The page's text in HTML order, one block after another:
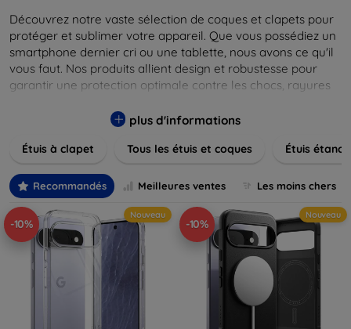
Découvrez notre vaste sélection de coques et clapets pour
protéger et sublimer votre appareil. Que vous possédiez un
smartphone dernier cri ou une tablette, nous avons ce qu'il
vous faut. Nos produits allient design et robustesse pour
garantir une protection optimale contre les chocs, rayures
allant des modèles élégants et minimalistes aux designs
matériaux de haute qualité, y compris le cuir, le silicone, et
parfait pour exprimer votre style tout en assurant la
durabilité de votre appareil.
plus d'informations
Étuis à clapet Tous les étuis et coques Étuis
Recommandés Meilleures ventes Les moins chers
-10%
Nouveau
-10%
Nouveau